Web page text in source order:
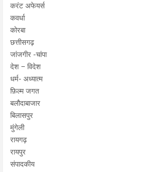
करंट अफेयर्स
कवर्धा
कोरबा
छत्तीसगढ़
जांजगीर -चांपा
देश – विदेश
धर्म- अध्यात्म
फ़िल्म जगत
बलौदाबाजार
बिलासपुर
मुंगेली
रायगढ़
रायपुर
संपादकीय